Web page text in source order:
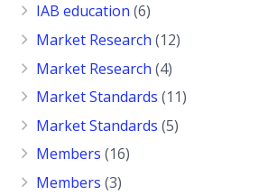
IAB education (6)
Market Research (12)
Market Research (4)
Market Standards (11)
Market Standards (5)
Members (16)
Members (3)